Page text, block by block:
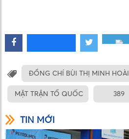
ĐỒNG CHÍ BÙI THỊ MINH HOÀI
MẶT TRẬN TỔ QUỐC 389
TIN MỚI